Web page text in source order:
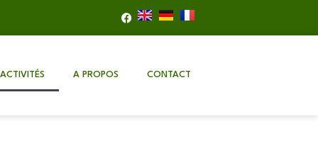
ACTIVITÉS A PROPOS CONTACT